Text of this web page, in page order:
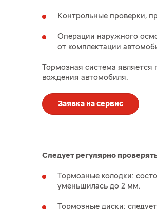
Контрольные проверки,
Операции наружного
от комплектации
Тормозная система
вождения автомобиля.
Заявка на сервис
Следует регулярно
Тормозные колодки:
уменьшилась до 2 мм.
Тормозные диски: